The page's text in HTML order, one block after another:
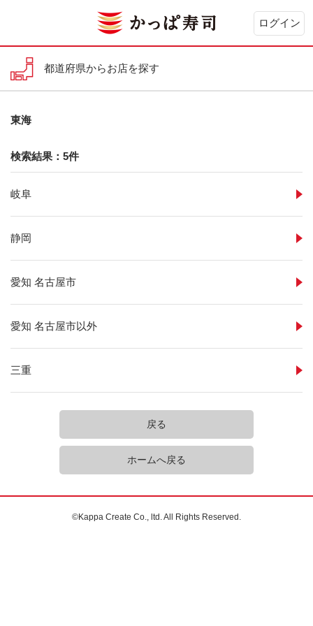
ログイン
都道府県からお店を探す
東海
検索結果：5件
岐阜
静岡
愛知 名古屋市
愛知 名古屋市以外
三重
戻る
ホームへ戻る
©Kappa Create Co., ltd. All Rights Reserved.